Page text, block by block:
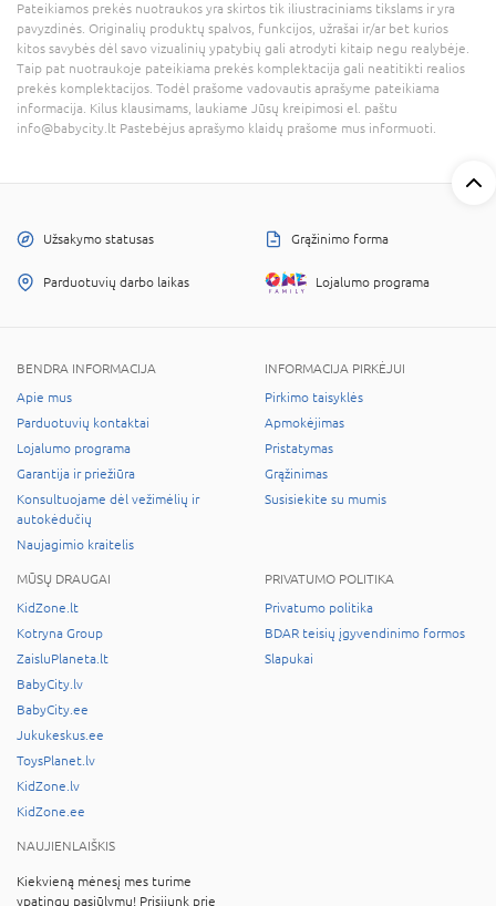
Pateikiamos prekės nuotraukos yra skirtos tik iliustraciniams tikslams ir yra
pavyzdinės. Originalių produktų spalvos, funkcijos, užrašai ir/ar bet kurios
kitos savybės dėl savo vizualinių ypatybių gali atrodyti kitaip negu realybėje.
Taip pat nuotraukoje pateikiama prekės komplektacija gali neatitikti realios
prekės komplektacijos. Todėl prašome vadovautis aprašyme pateikiama
informacija. Kilus klausimams, laukiame Jūsų kreipimosi el. paštu
info@babycity.lt Pastebėjus aprašymo klaidų prašome mus informuoti.
Užsakymo statusas Grąžinimo forma
Parduotuvių darbo laikas Lojalumo programa
BENDRA INFORMACIJA
Apie mus
Parduotuvių kontaktai
Lojalumo programa
Garantija ir priežiūra
Konsultuojame dėl vežimėlių ir
autokėdučių
Naujagimio kraitelis
INFORMACIJA PIRKĖJUI
Pirkimo taisyklės
Apmokėjimas
Pristatymas
Grąžinimas
Susisiekite su mumis
MŪSŲ DRAUGAI
KidZone.lt
Kotryna Group
ZaisluPlaneta.lt
BabyCity.lv
BabyCity.ee
Jukukeskus.ee
ToysPlanet.lv
KidZone.lv
KidZone.ee
PRIVATUMO POLITIKA
Privatumo politika
BDAR teisių įgyvendinimo formos
Slapukai
NAUJIENLAIŠKIS
Kiekvieną mėnesį mes turime
ypatingų pasiūlymų! Prisijunk prie